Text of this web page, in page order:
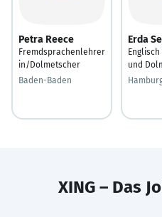
Petra Reece
Fremdsprachenlehrer
in/Dolmetscher
Baden-Baden
Erda
und
XING – Das